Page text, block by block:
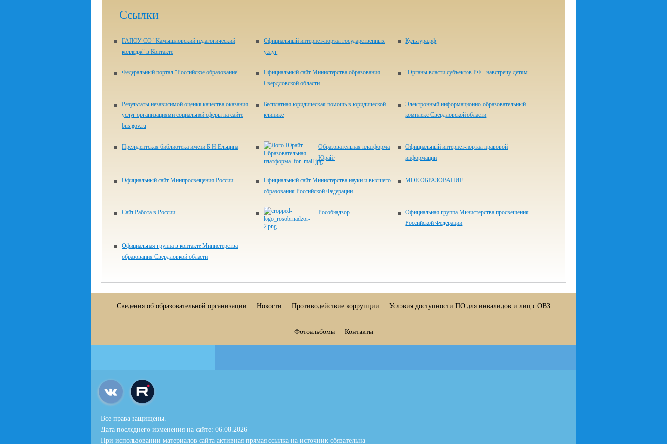
Ссылки
ГАПОУ СО "Камышловский педагогический
колледж" в Контакте
Официальный интернет-портал государственных
услуг
Культура.рф
Федеральный портал "Российское образование"
Официальный сайт Министерства образования
Свердловской области
"Органы власти субъектов РФ - навстречу детям
Результаты независимой оценки качества оказания
услуг организациями социальной сферы на сайте
bus.gov.ru
Бесплатная юридическая помощь в юридической
клинике
Электронный информационно-образовательный
комплекс Свердловской области
Президентская библиотека имени Б.Н.Ельцина
Образовательная платформа
Юрайт
Официальный интернет-портал правовой
информации
Официальный сайт Минпросвещения России
Официальный сайт Министерства науки и высшего
образования Российской Федерации
МОЕ ОБРАЗОВАНИЕ
Сайт Работа в России Рособнадзор
Официальная группа Министерства просвещения
Российской Федерации
Официальная группа в контакте Министерства
образования Свердловкой области
Сведения об образовательной организации Новости Противодействие коррупции Условия доступности ПО для инвалидов и лиц с ОВЗ
Фотоальбомы Контакты
Все права защищены.
Дата последнего изменения на сайте: 06.08.2026
При использовании материалов сайта активная прямая ссылка на источник обязательна